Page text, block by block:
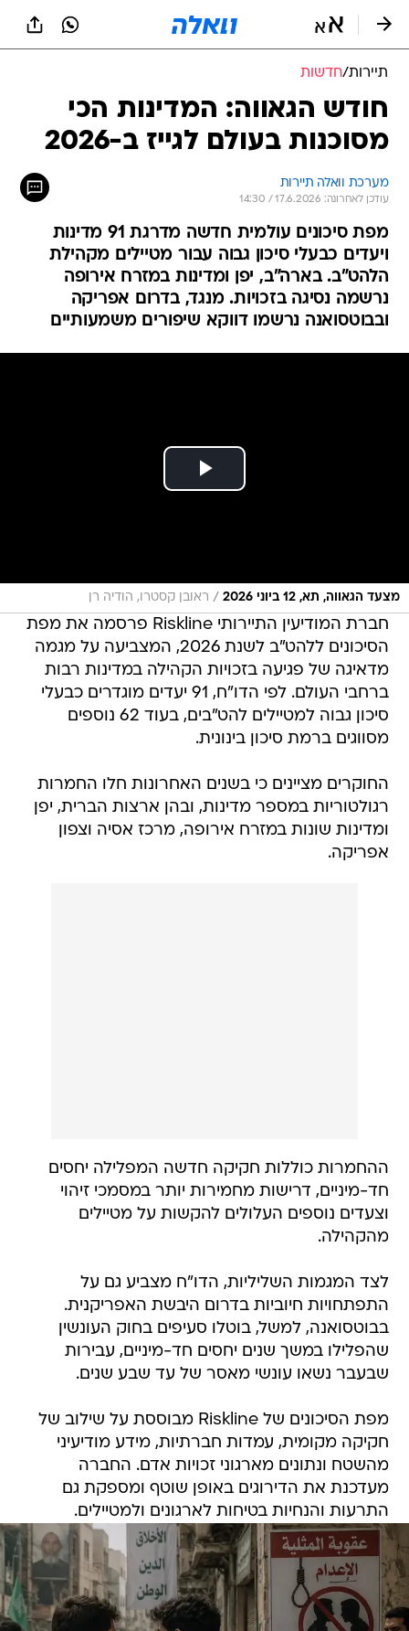
תיירות/חדשות
חודש הגאווה: המדינות הכי
מסוכנות בעולם לגייז ב-2026
מערכת וואלה תיירות
עודכן לאחרונה: 17.6.2026 / 14:30
מפת סיכונים עולמית חדשה מדרגת 91 מדינות
ויעדים כבעלי סיכון גבוה עבור מטיילים מקהילת
הלהט"ב. בארה"ב, יפן ומדינות במזרח אירופה
נרשמה נסיגה בזכויות. מנגד, בדרום אפריקה
ובבוטסואנה נרשמו דווקא שיפורים משמעותיים
מצעד הגאווה, תא, 12 ביוני 2026 / ראובן קסטרו, הודיה רן
חברת המודיעין התיירותי Riskline פרסמה את מפת
הסיכונים ללהט"ב לשנת 2026, המצביעה על מגמה
מדאיגה של פגיעה בזכויות הקהילה במדינות רבות
ברחבי העולם. לפי הדו"ח, 91 יעדים מוגדרים כבעלי
סיכון גבוה למטיילים להט"בים, בעוד 62 נוספים
מסווגים ברמת סיכון בינונית.
החוקרים מציינים כי בשנים האחרונות חלו החמרות
רגולטוריות במספר מדינות, ובהן ארצות הברית, יפן
ומדינות שונות במזרח אירופה, מרכז אסיה וצפון
אפריקה.
ההחמרות כוללות חקיקה חדשה המפלילה יחסים
חד-מיניים, דרישות מחמירות יותר במסמכי זיהוי
וצעדים נוספים העלולים להקשות על מטיילים
מהקהילה.
לצד המגמות השליליות, הדו"ח מצביע גם על
התפתחויות חיוביות בדרום היבשת האפריקנית.
בבוטסואנה, למשל, בוטלו סעיפים בחוק העונשין
שהפלילו במשך שנים יחסים חד-מיניים, עבירות
שבעבר נשאו עונשי מאסר של עד שבע שנים.
מפת הסיכונים של Riskline מבוססת על שילוב של
חקיקה מקומית, עמדות חברתיות, מידע מודיעיני
מהשטח ונתונים מארגוני זכויות אדם. החברה
מעדכנת את הדירוגים באופן שוטף ומספקת גם
התרעות והנחיות בטיחות לארגונים ולמטיילים.